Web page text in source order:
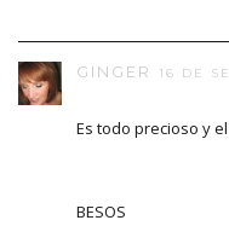
GINGER 16 DE
Es todo precioso y
BESOS